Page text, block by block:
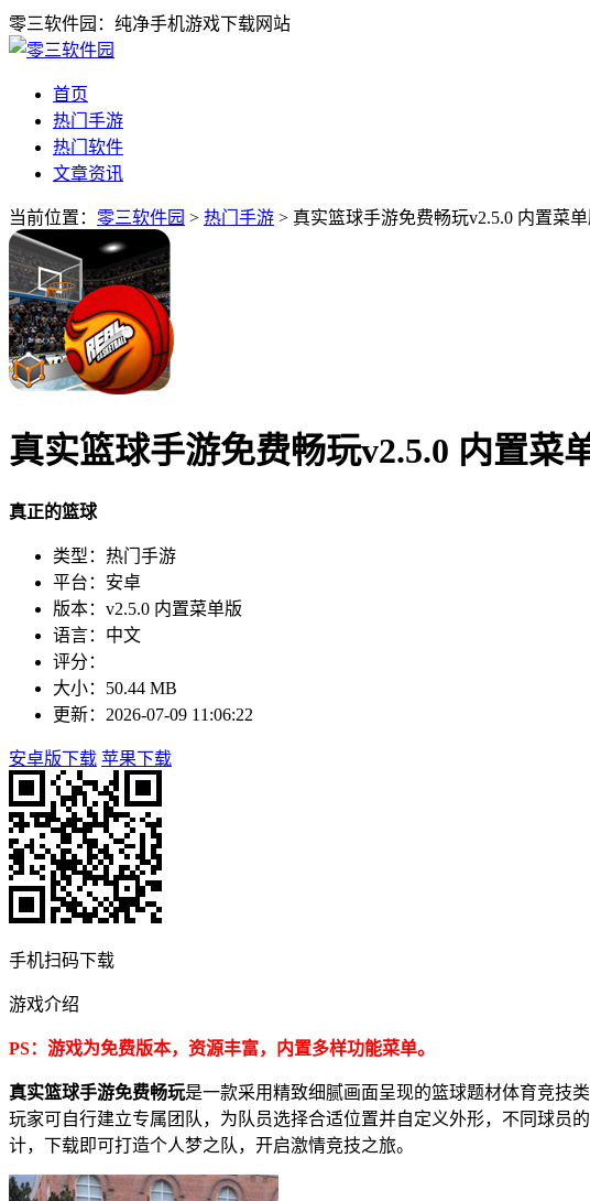
零三软件园：纯净手机游戏下载网站
首页
热门手游
热门软件
文章资讯
当前位置： 零三软件园 > 热门手游 > 真实篮球手游免费畅玩v2.5.0 内置菜
真实篮球手游免费畅玩v2.5.0 内置菜
真正的篮球
类型：热门手游
平台：安卓
版本：v2.5.0 内置菜单版
语言：中文
评分：
大小：50.44 MB
更新：2026-07-09 11:06:22
安卓版下载 苹果下载
手机扫码下载
游戏介绍
PS：游戏为免费版本，资源丰富，内置多样功能菜单。
真实篮球手游免费畅玩是一款采用精致细腻画面呈现的篮球题材体育竞技
玩家可自行建立专属团队，为队员选择合适位置并自定义外形，不同球员
计，下载即可打造个人梦之队，开启激情竞技之旅。